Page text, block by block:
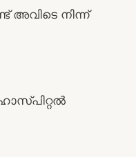
അവിടെ നിന്ന്